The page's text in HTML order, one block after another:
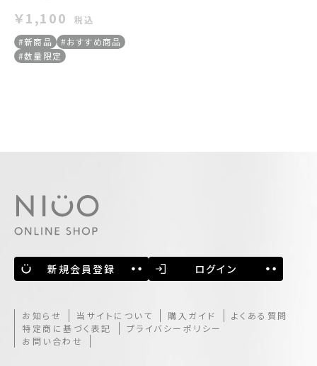
￥1,100
税込
#新商品
#おすすめ商品
#数量限定
新規会員登録 ログイン
お知らせ 当サイトについて 購入ガイド
よくある質問
特定商に基づく表記
プライバシーポリシー
お問い合わせ